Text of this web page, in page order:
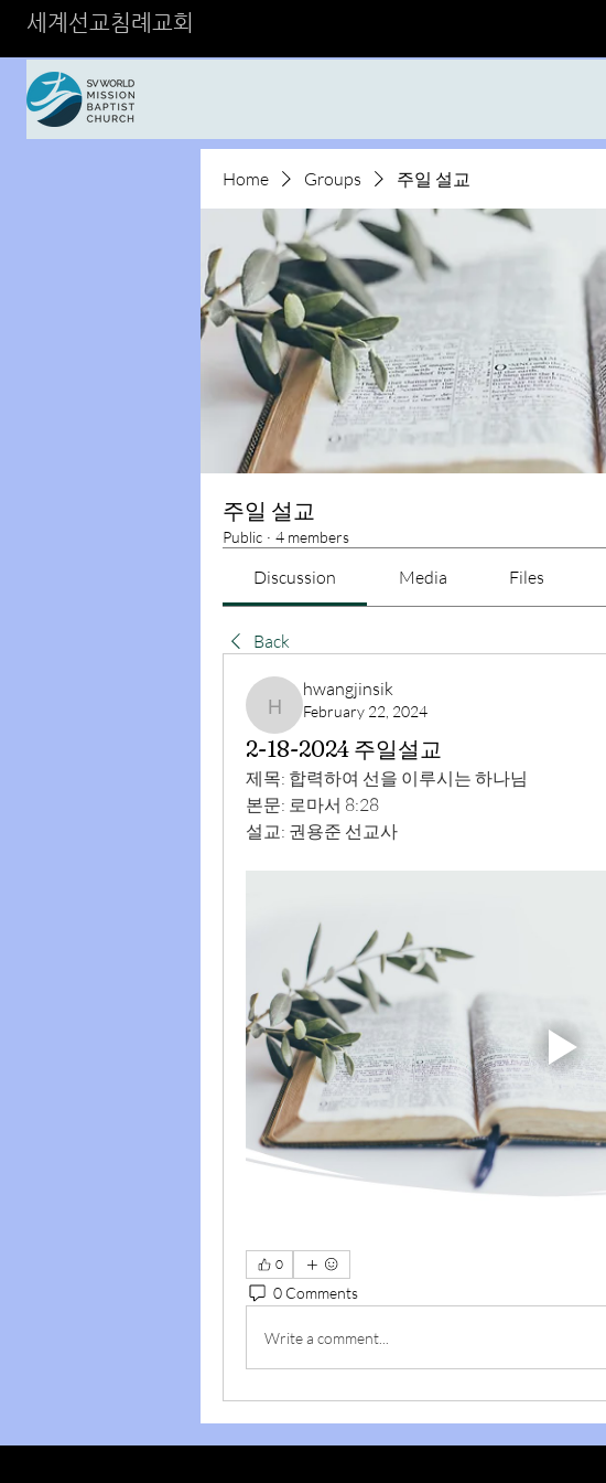
세계선교침례교회
Home Groups 주일 설교
주일 설교
Public · 4 members
Discussion Media Files
Back
hwangjinsik
hwangjinsik
February 22, 2024
2-18-2024 주일설교
제목: 합력하여 선을 이루시는 하나님
본문: 로마서 8:28
설교: 권용준 선교사
0
0 Comments
Write a comment...